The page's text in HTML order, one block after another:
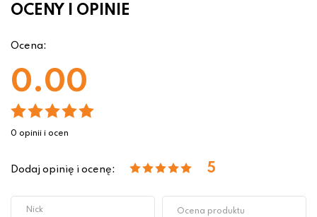
OCENY I OPINIE
Ocena:
0.00
0 opinii i ocen
Dodaj opinię i ocenę: 5